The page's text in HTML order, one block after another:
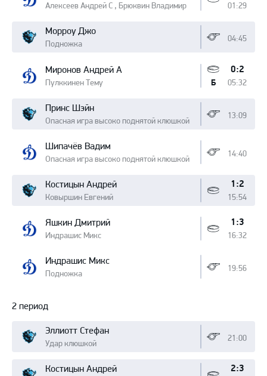
Алексеев Андрей С , Брюквин Владимир 01:29
Морроу Джо
Подножка
04:45
Миронов Андрей А
Пулккинен Тему
0:2
05:32
Б
Принс Шэйн
Опасная игра высоко поднятой клюшкой
13:09
Шипачёв Вадим
Опасная игра высоко поднятой клюшкой
14:40
Костицын Андрей
Ковыршин Евгений
1:2
15:54
Яшкин Дмитрий
Индрашис Микс
1:3
16:32
Индрашис Микс
Подножка
19:56
2 период
Эллиотт Стефан
Удар клюшкой
21:00
Костицын Андрей 2:3